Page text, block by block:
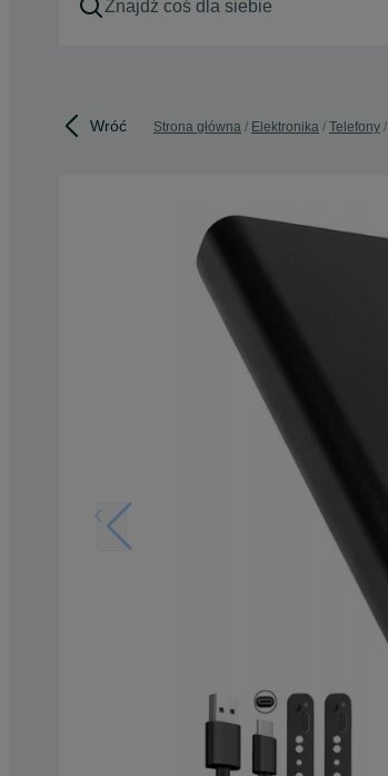
Wróć Strona główna Elektronika Telefony